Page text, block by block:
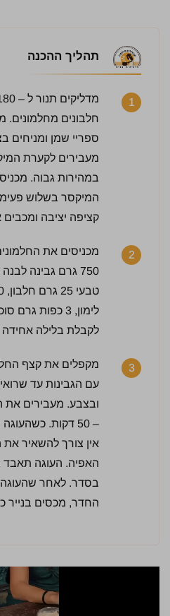
תהליך ההכנה
1
חלבונים מחלמונים.
ספריי שמן ומניחים
מעבירים לקערת
במהירות גבוה.
המיקסר בשלוש
קציפה יציבה
2
מכניסים את
לימון, 3 כפות
לקבלת בלילה אחידה
3
מקפלים את קצף
עם הגבינות עד
ובצבע. מעבירים את
– 50 דקות.
אין צורך להשאיר
האפיה. העוגה תאבד
בסדר. לאחר
החדר, מכסים בנייר
3.5 / 5 | 2 מדרגים